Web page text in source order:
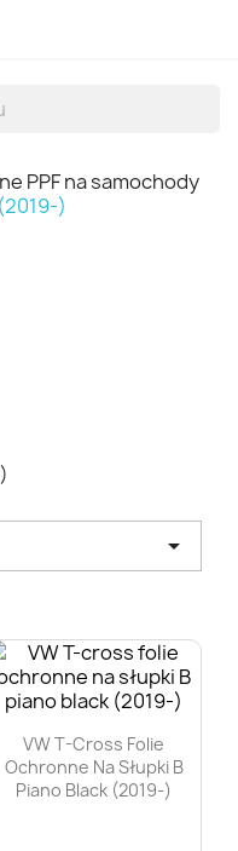
PPF na samochody
)

VW T-Cross Folie
Ochronne Na Słupki B
Piano Black (2019-)